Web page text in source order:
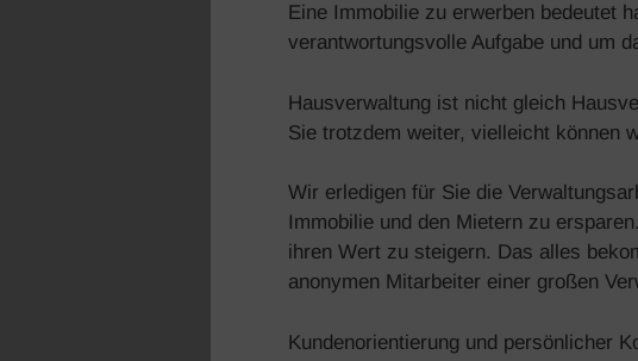
Eine Immobilie zu erwerben bedeutet
verantwortungsvolle Aufgabe und um
Hausverwaltung ist nicht gleich
Sie trotzdem weiter, vielleicht können
Wir erledigen für Sie die
Immobilie und den Mietern zu
ihren Wert zu steigern. Das alles
anonymen Mitarbeiter einer großen
Kundenorientierung und persönlicher